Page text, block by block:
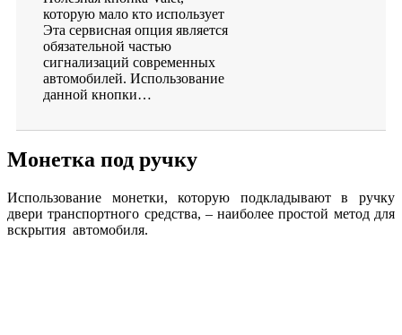
которую мало кто использует
Эта сервисная опция является
обязательной частью
сигнализаций современных
автомобилей. Использование
данной кнопки…
Монетка под ручку
Использование монетки, которую подкладывают в ручку
двери транспортного средства, – наиболее простой метод для
вскрытия автомобиля.